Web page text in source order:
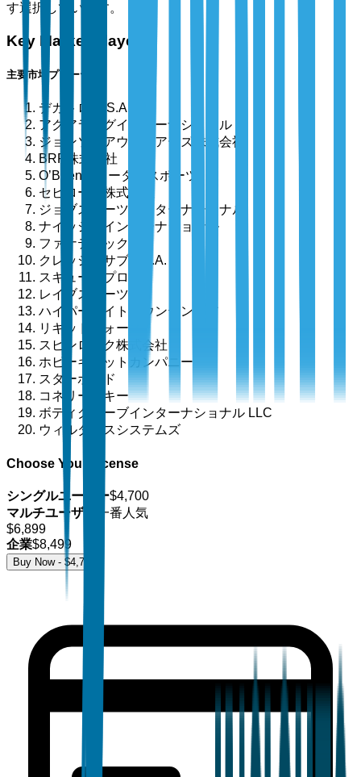
す選択しています。
Key Market Players
主要市場プレーヤー
デカトロン S.A.
アクアラングインターナショナル
ジョンソンアウトドアーズ株式会社
BRP株式会社
O’Brienウォータースポーツ
セビロール株式会社
ジョブスポーツインターナショナル
ナイッシュインターナショナル
ファナティック
クレッシーサブ S.p.A.
スキューバプロ
レイブスポーツ
ハイパーライトマウンテンギア
リキッドフォース
スピンロック株式会社
ホビーキャットカンパニー
スターボード
コネリースキー
ボディグローブインターナショナル LLC
ウィルダネスシステムズ
Choose Your License
シングルユーザー$4,700
マルチユーザー
一番人気
$6,899
企業$8,499
Buy Now - $4,700